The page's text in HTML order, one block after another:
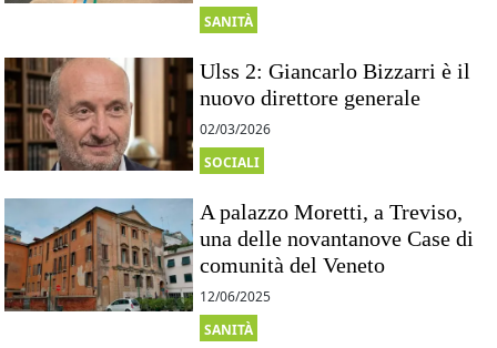
SANITÀ
Ulss 2: Giancarlo Bizzarri è il
nuovo direttore generale
02/03/2026
SOCIALI
A palazzo Moretti, a Treviso,
una delle novantanove Case di
comunità del Veneto
12/06/2025
SANITÀ